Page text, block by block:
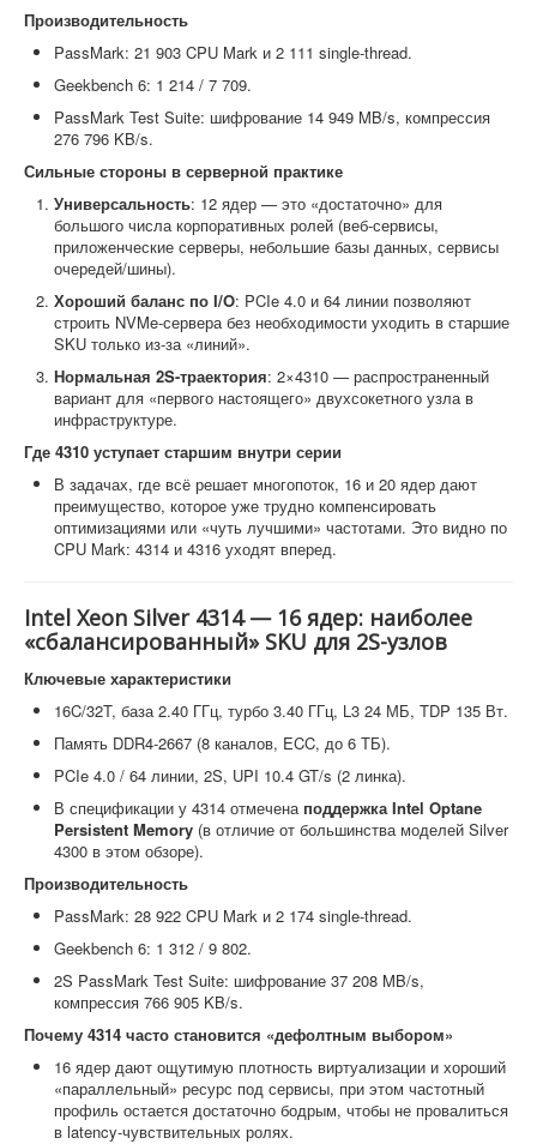
Производительность
PassMark: 21 903 CPU Mark и 2 111 single-thread.
Geekbench 6: 1 214 / 7 709.
PassMark Test Suite: шифрование 14 949 MB/s, компрессия
276 796 KB/s.
Сильные стороны в серверной практике
Универсальность: 12 ядер — это «достаточно» для
большого числа корпоративных ролей (веб-сервисы,
приложенческие серверы, небольшие базы данных, сервисы
очередей/шины).
Хороший баланс по I/O: PCIe 4.0 и 64 линии позволяют
строить NVMe-сервера без необходимости уходить в старшие
SKU только из-за «линий».
Нормальная 2S-траектория: 2×4310 — распространенный
вариант для «первого настоящего» двухсокетного узла в
инфраструктуре.
Где 4310 уступает старшим внутри серии
В задачах, где всё решает многопоток, 16 и 20 ядер дают
преимущество, которое уже трудно компенсировать
оптимизациями или «чуть лучшими» частотами. Это видно по
CPU Mark: 4314 и 4316 уходят вперед.
Intel Xeon Silver 4314 — 16 ядер: наиболее
«сбалансированный» SKU для 2S-узлов
Ключевые характеристики
16C/32T, база 2.40 ГГц, турбо 3.40 ГГц, L3 24 МБ, TDP 135 Вт.
Память DDR4-2667 (8 каналов, ECC, до 6 ТБ).
PCIe 4.0 / 64 линии, 2S, UPI 10.4 GT/s (2 линка).
В спецификации у 4314 отмечена поддержка Intel Optane
Persistent Memory (в отличие от большинства моделей Silver
4300 в этом обзоре).
Производительность
PassMark: 28 922 CPU Mark и 2 174 single-thread.
Geekbench 6: 1 312 / 9 802.
2S PassMark Test Suite: шифрование 37 208 MB/s,
компрессия 766 905 KB/s.
Почему 4314 часто становится «дефолтным выбором»
16 ядер дают ощутимую плотность виртуализации и хороший
«параллельный» ресурс под сервисы, при этом частотный
профиль остается достаточно бодрым, чтобы не провалиться
в latency-чувствительных ролях.